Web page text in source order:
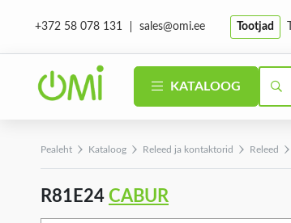
+372 58 078 131 sales@omi.ee Tootjad
KATALOOG
Pealeht Kataloog Releed ja kontaktorid Releed
R81E24 CABUR